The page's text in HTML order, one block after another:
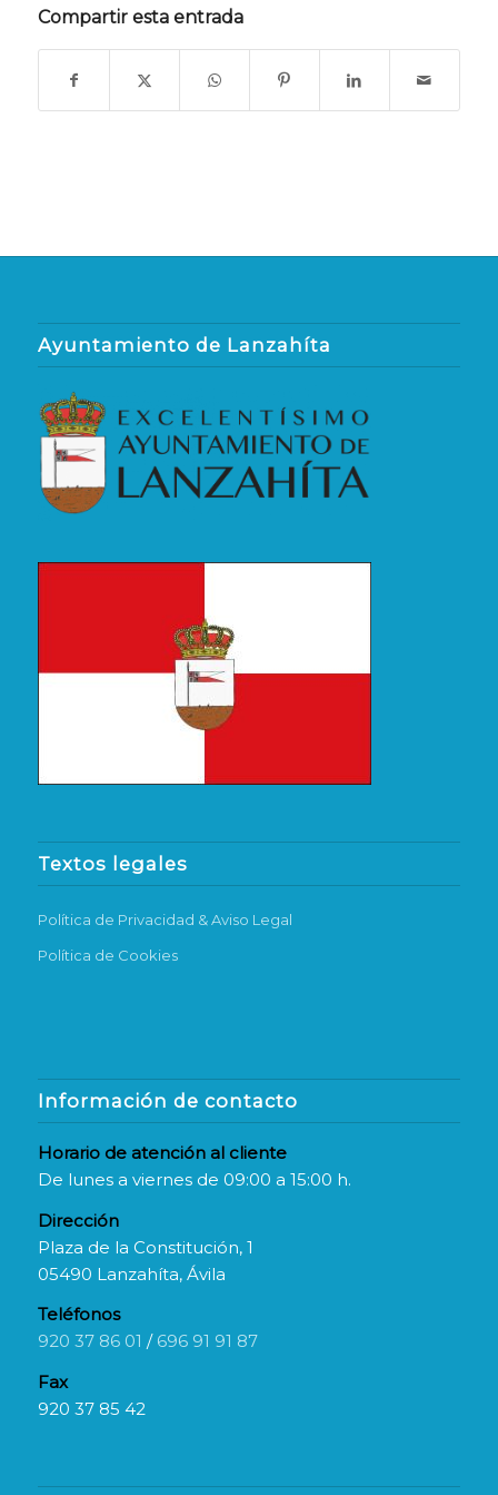
Compartir esta entrada
Ayuntamiento de Lanzahíta
Textos legales
Política de Privacidad & Aviso Legal
Política de Cookies
Información de contacto
Horario de atención al cliente
De lunes a viernes de 09:00 a 15:00 h.
Dirección
Plaza de la Constitución, 1
05490 Lanzahíta, Ávila
Teléfonos
920 37 86 01 / 696 91 91 87
Fax
920 37 85 42